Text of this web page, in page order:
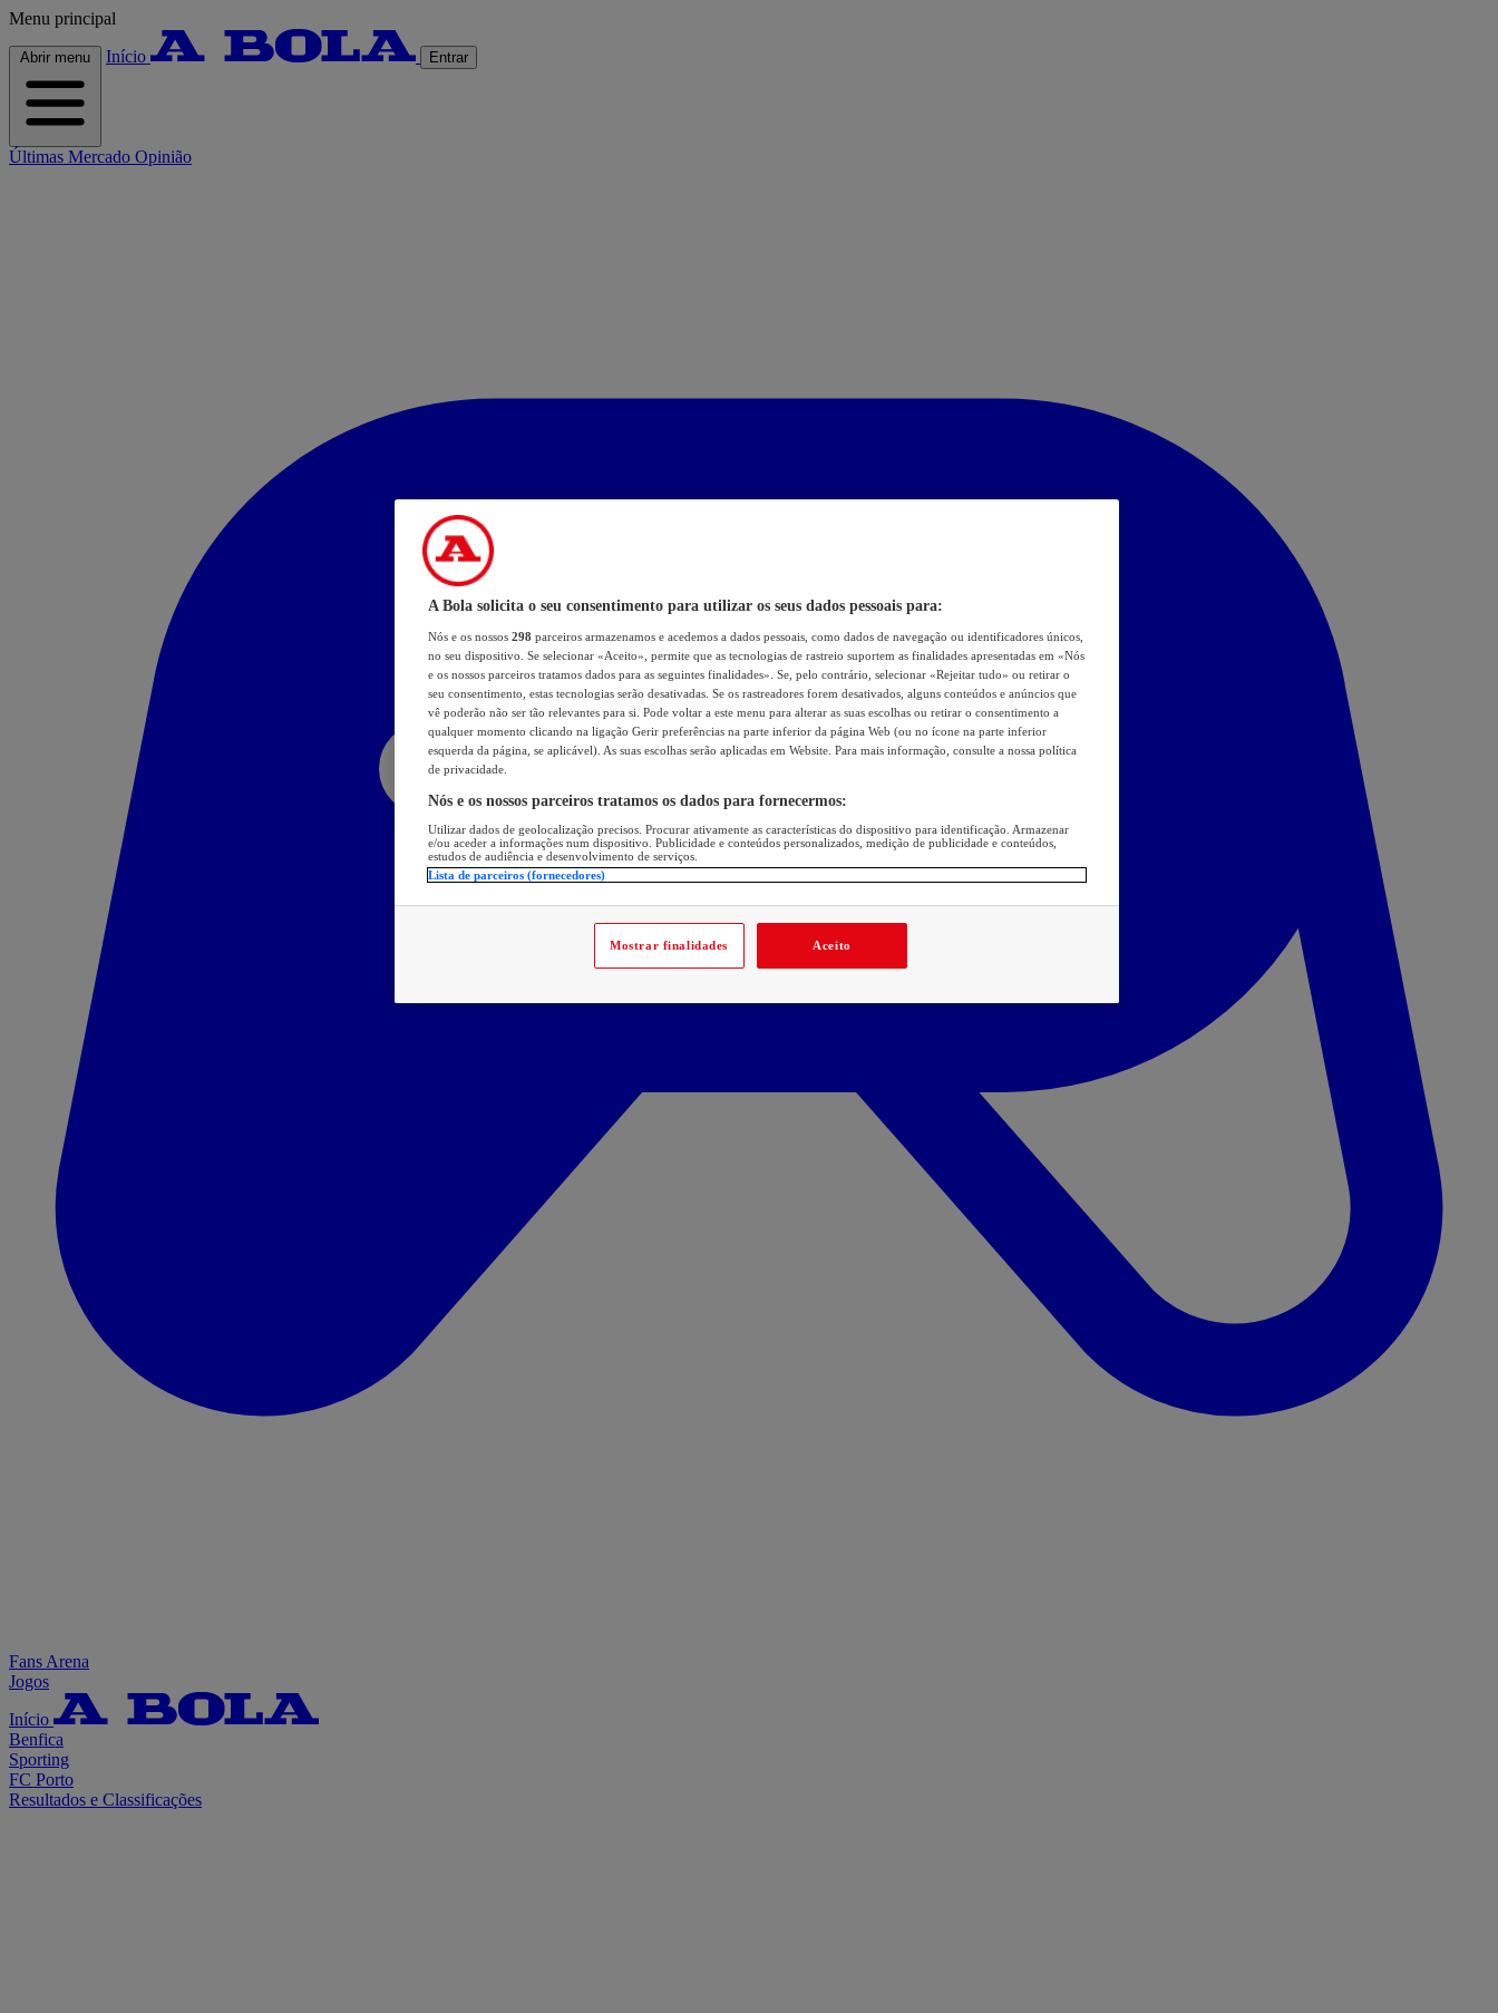
Menu principal
Abrir menu Início Entrar
Últimas Mercado Opinião
Fans Arena
Jogos
Início
Benfica
Sporting
FC Porto
Resultados e Classificações
A Bola solicita o seu consentimento para utilizar os seus dados pessoais para:
Nós e os nossos 298 parceiros armazenamos e acedemos a dados pessoais, como dados de navegação ou identificadores únicos,
no seu dispositivo. Se selecionar «Aceito», permite que as tecnologias de rastreio suportem as finalidades apresentadas em «Nós
e os nossos parceiros tratamos dados para as seguintes finalidades». Se, pelo contrário, selecionar «Rejeitar tudo» ou retirar o
seu consentimento, estas tecnologias serão desativadas. Se os rastreadores forem desativados, alguns conteúdos e anúncios que
vê poderão não ser tão relevantes para si. Pode voltar a este menu para alterar as suas escolhas ou retirar o consentimento a
qualquer momento clicando na ligação Gerir preferências na parte inferior da página Web (ou no ícone na parte inferior
esquerda da página, se aplicável). As suas escolhas serão aplicadas em Website. Para mais informação, consulte a nossa política
de privacidade.
Nós e os nossos parceiros tratamos os dados para fornecermos:
Utilizar dados de geolocalização precisos. Procurar ativamente as características do dispositivo para identificação. Armazenar
e/ou aceder a informações num dispositivo. Publicidade e conteúdos personalizados, medição de publicidade e conteúdos,
estudos de audiência e desenvolvimento de serviços.
Lista de parceiros (fornecedores)
Mostrar finalidades Aceito